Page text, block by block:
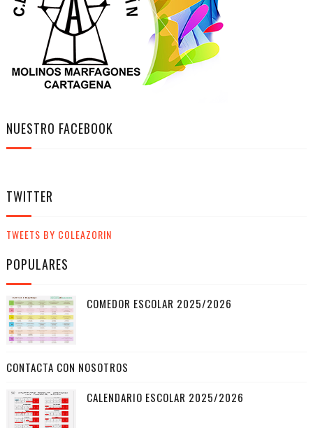
NUESTRO FACEBOOK
TWITTER
TWEETS BY COLEAZORIN
POPULARES
COMEDOR ESCOLAR 2025/2026
CONTACTA CON NOSOTROS
CALENDARIO ESCOLAR 2025/2026